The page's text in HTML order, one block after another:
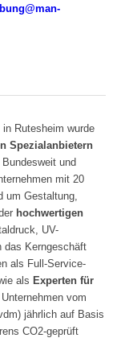
Rutesheim wurde
Spezialanbietern
und
mit 20
um Gestaltung,
hochwertigen
UV-
das Kerngeschäft
als Full-Service-
als Experten für
vom
jährlich auf Basis
CO2-geprüft